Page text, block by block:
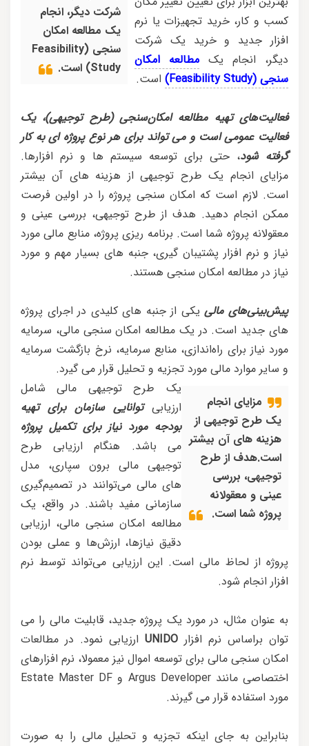
شرکت دیگر، انجام
یک مطالعه امکان
سنجی (Feasibility
Study) است.
کسب و کار، خرید تجهیزات یا نرم
افزار جدید و خرید یک شرکت
دیگر، انجام یک مطالعه امکان
سنجی (Feasibility Study)
است.
فعالیت‌های تهیه مطالعه امکان‌سنجی (طرح توجیهی)، یک
فعالیت عمومی است و می تواند برای هر نوع پروژه ای به کار
گرفته شود، حتی برای توسعه سیستم ها و نرم افزارها.
مزایای انجام یک طرح توجیهی از هزینه های آن بیشتر
است. لازم است که امکان سنجی پروژه را در اولین فرصت
ممکن انجام دهید. هدف از طرح توجیهی، بررسی عینی و
معقولانه پروژه شما است. برنامه ریزی پروژه، منابع مالی مورد
نیاز و نرم افزار پشتیبان گیری، جنبه های بسیار مهم و مورد
نیاز در مطالعه امکان سنجی هستند.
پیش‌بینی‌های مالییکی از جنبه های کلیدی در اجرای پروژه
های جدید است. در یک مطالعه امکان سنجی مالی، سرمایه
مورد نیاز برای راه‌اندازی، منابع سرمایه، نرخ بازگشت سرمایه
و سایر موارد مالی مورد تجزیه و تحلیل قرار می گیرد.
مزایای انجام
یک طرح توجیهی از
هزینه های آن بیشتر
است.هدف از طرح
توجیهی، بررسی
عینی و معقولانه
پروژه شما است.
یک طرح توجیهی مالی شامل
ارزیابی توانایی سازمان برای تهیه
بودجه مورد نیاز برای تکمیل پروژه
می باشد. هنگام ارزیابی طرح
توجیهی مالی برون سپاری، مدل
های مالی می‌توانند در تصمیم‌گیری
سازمانی مفید باشند. در واقع، یک
مطالعه امکان سنجی مالی، ارزیابی
دقیق نیازها، ارزش‌ها و عملی بودن
پروژه از لحاظ مالی است. این ارزیابی می‌تواند توسط نرم
افزار انجام شود.
به عنوان مثال، در مورد یک پروژه جدید، قابلیت مالی را می
توان براساس نرم افزار UNIDO ارزیابی نمود. در مطالعات
امکان سنجی مالی برای توسعه اموال نیز معمولا، نرم افزارهای
اختصاصی مانند Argus Developer و Estate Master DF
مورد استفاده قرار می گیرند.
بنابراین به جای اینکه تجزیه و تحلیل مالی را به صورت